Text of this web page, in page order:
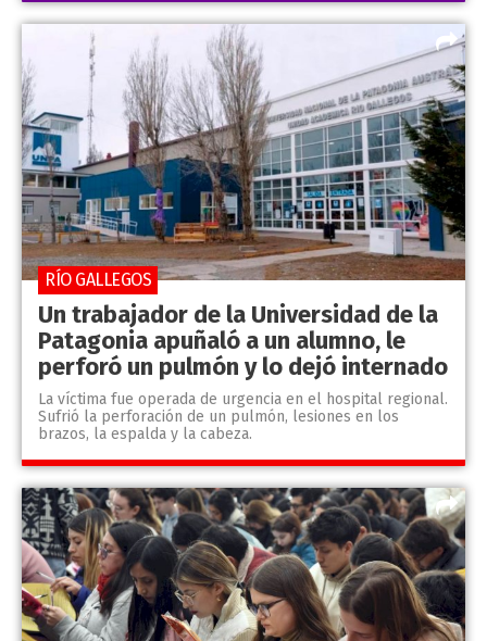
Un trabajador de la Universidad de la
Patagonia apuñaló a un alumno, le
perforó un pulmón y lo dejó internado
La víctima fue operada de urgencia en el hospital regional.
Sufrió la perforación de un pulmón, lesiones en los
brazos, la espalda y la cabeza.
RÍO GALLEGOS